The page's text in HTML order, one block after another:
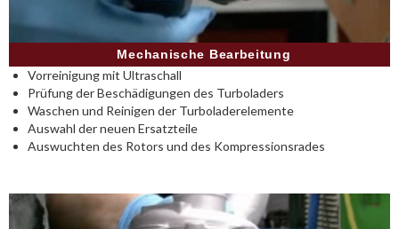
Mechanische Bearbeitung
Vorreinigung mit Ultraschall
Prüfung der Beschädigungen des Turboladers
Waschen und Reinigen der Turboladerelemente
Auswahl der neuen Ersatzteile
Auswuchten des Rotors und des Kompressionsrades